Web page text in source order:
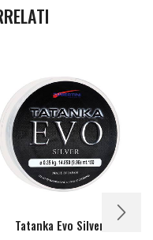
Tatanka Evo Silver